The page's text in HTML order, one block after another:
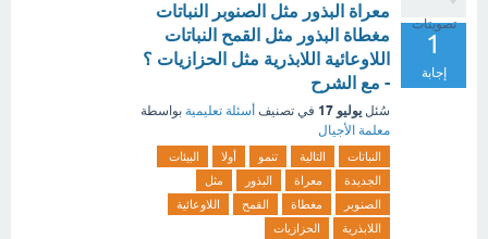
تصويتات
1
إجابة
معراة البذور مثل الصنوبر النباتات
مغطاة البذور مثل القمح النباتات
اللاوعائية اللابذرية مثل الحزازيات ؟
- مع الشرح
سُئل يوليو 17 في تصنيف أسئلة تعليمية بواسطة
معلمة الأجيال
النباتات التالية تنمو أولا
البيئات
الجديدة
معراة البذور
مثل
الصنوبر
مغطاة القمح
اللاوعائية
اللابذرية
الحزازيات